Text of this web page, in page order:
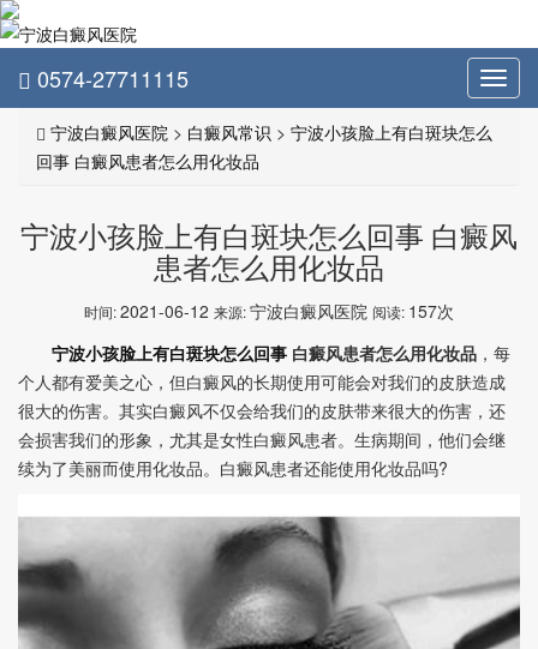
0574-27711115
宁波白癜风医院 > 白癜风常识 > 宁波小孩脸上有白斑块怎么
回事 白癜风患者怎么用化妆品
宁波小孩脸上有白斑块怎么回事 白癜风
患者怎么用化妆品
时间:2021-06-12 来源:宁波白癜风医院 阅读: 157次
宁波小孩脸上有白斑块怎么回事 白癜风患者怎么用化妆品 ，每
个人都有爱美之心，但白癜风的长期使用可能会对我们的皮肤造成
很大的伤害。其实白癜风不仅会给我们的皮肤带来很大的伤害，还
会损害我们的形象，尤其是女性白癜风患者。生病期间，他们会继
续为了美丽而使用化妆品。白癜风患者还能使用化妆品吗?